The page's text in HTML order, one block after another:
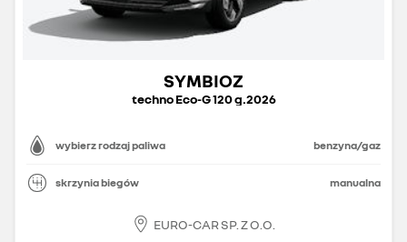
SYMBIOZ
techno Eco-G 120 g.2026
wybierz rodzaj paliwa benzyna/gaz
skrzynia biegów manualna
EURO-CAR SP. Z O.O.